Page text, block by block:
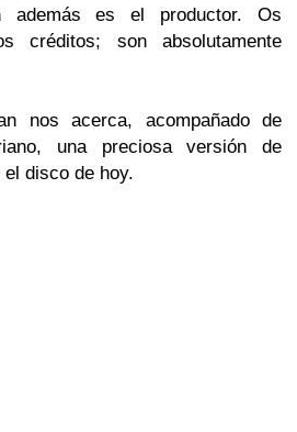
además es el productor. Os
créditos; son absolutamente
nos acerca, acompañado de
una preciosa versión de
disco de hoy.